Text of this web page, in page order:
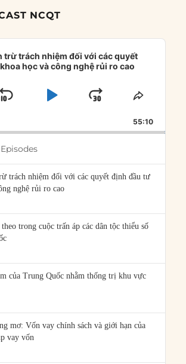
NCQT
trừ trách nhiệm đối với các quyết
học và công nghệ rủi ro cao
SKIP
PLAYJUMP
FORWARD
SHARE
55:10
trách nhiệm đối với các quyết định đầu tư
nghệ rủi ro cao
trong cuộc trấn áp các dân tộc thiểu số
của Trung Quốc nhằm thống trị khu vực
mơ: Vốn vay chính sách và giới hạn của
vay vốn